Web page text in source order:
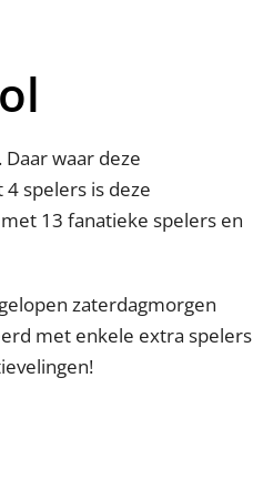
waar deze
spelers is deze
13 fanatieke spelers en
zaterdagmorgen
met enkele extra spelers